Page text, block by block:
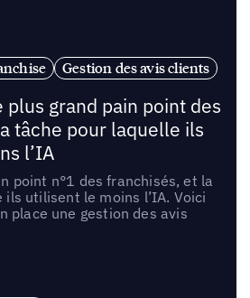
Gestion des avis clients
plus grand pain point des
tâche pour laquelle ils
l’IA
point n°1 des franchisés, et la
utilisent le moins l’IA. Voici
place une gestion des avis